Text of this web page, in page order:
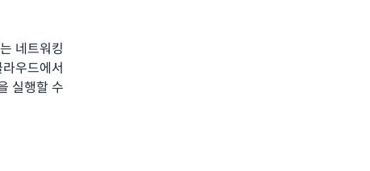
네트워킹
우드에서
실행할 수